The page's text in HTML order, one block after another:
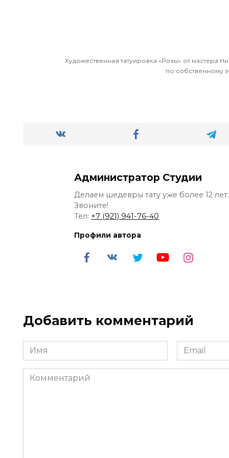
Художественная татуировка «Розы» от мастера
по собственному
Администратор Студии
Делаем шедевры тату уже более 12 лет.
Звоните!
Тел: +7 (921) 941-76-40
Профили автора
Добавить комментарий
Имя
*
Email
*
Комментарий